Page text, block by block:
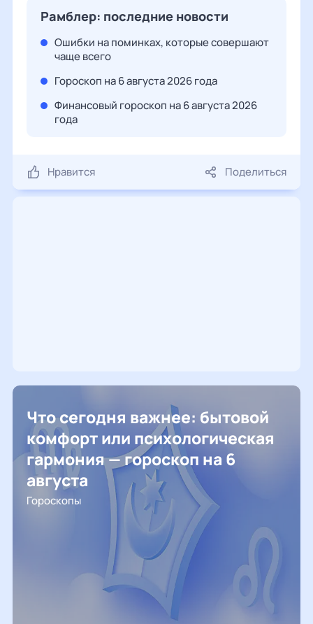
Рамблер: последние новости
Ошибки на поминках, которые совершают
чаще всего
Гороскоп на 6 августа 2026 года
Финансовый гороскоп на 6 августа 2026
года
Нравится Поделиться
Что сегодня важнее: бытовой
комфорт или психологическая
гармония — гороскоп на 6
августа
Гороскопы